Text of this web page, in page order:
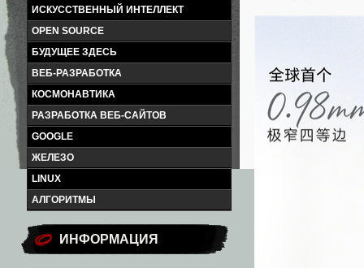
ИСКУССТВЕННЫЙ ИНТЕЛЛЕКТ
OPEN SOURCE
БУДУЩЕЕ ЗДЕСЬ
ВЕБ-РАЗРАБОТКА
КОСМОНАВТИКА
РАЗРАБОТКА ВЕБ-САЙТОВ
GOOGLE
ЖЕЛЕЗО
LINUX
АЛГОРИТМЫ
ИНФОРМАЦИЯ